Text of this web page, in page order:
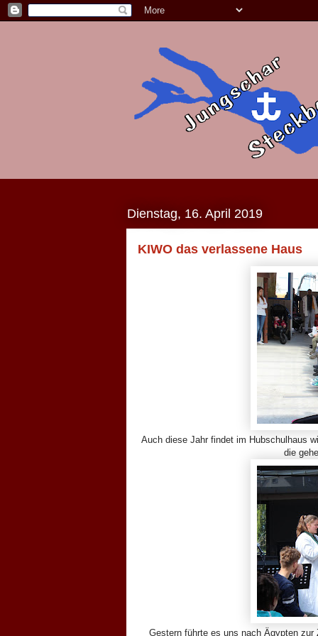
Dienstag, 16. April 2019
KIWO das verlassene Haus
Auch diese Jahr findet im Hubschulhaus
die
Gestern führte es uns nach Ägypten